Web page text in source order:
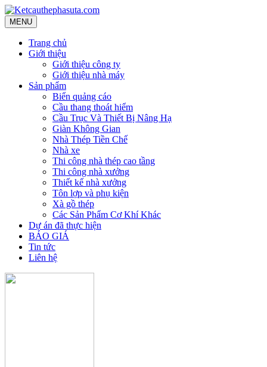
MENU
Trang chủ
Giới thiệu
Giới thiệu công ty
Giới thiệu nhà máy
Sản phẩm
Biển quảng cáo
Cầu thang thoát hiểm
Cầu Trục Và Thiết Bị Nâng Hạ
Giàn Không Gian
Nhà Thép Tiền Chế
Nhà xe
Thi công nhà thép cao tầng
Thi công nhà xưởng
Thiết kế nhà xưởng
Tôn lợp và phụ kiện
Xà gồ thép
Các Sản Phẩm Cơ Khí Khác
Dự án đã thực hiện
BÁO GIÁ
Tin tức
Liên hệ